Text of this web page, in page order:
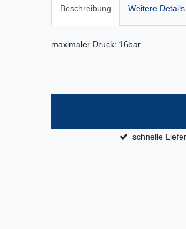
Beschreibung Weitere Details
maximaler Druck: 16bar
schnelle